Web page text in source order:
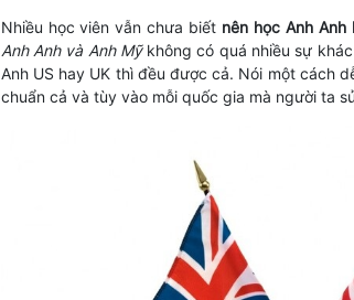
Nhiều học viên vẫn chưa biết nên học Anh Anh
Anh Anh và Anh Mỹkhông có quá nhiều sự
Anh US hay UK thì đều được cả. Nói một cách
chuẩn cả và tùy vào mỗi quốc gia mà người ta